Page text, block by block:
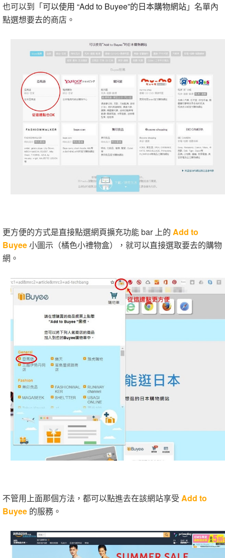
也可以到「可以使用 “Add to Buyee”的日本購物網站」名單內
點選想要去的商店。
更方便的方式是直接點選網頁擴充功能 bar 上的 Add to
Buyee小圖示（橘色小禮物盒），就可以直接選取要去的購物
網。
不管用上面那個方法，都可以點進去在該網站享受 Add to
Buyee 的服務。